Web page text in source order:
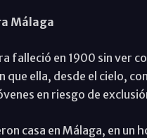
Málaga
falleció en 1900 sin ver
que ella, desde el cielo,
en riesgo de
casa en Málaga, en un